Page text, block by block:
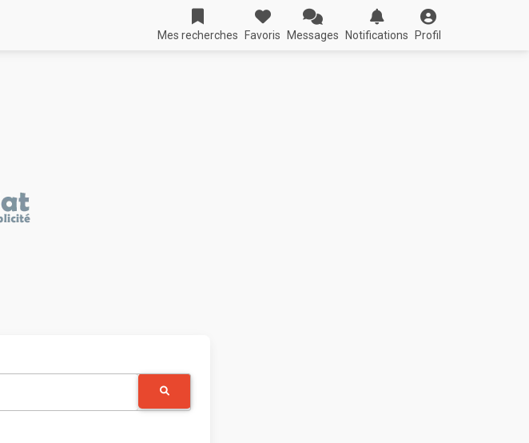
Mes recherches Favoris Messages Notifications Profil